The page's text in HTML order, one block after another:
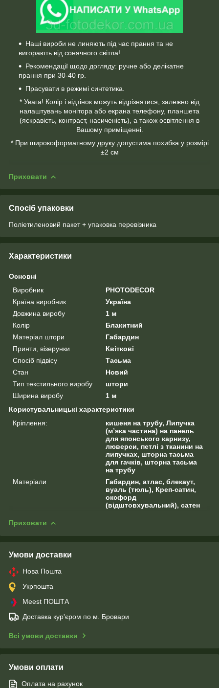
Наші вироби не линяють під час прання та не
вигорають від сонячного світла!
Рекомендації щодо догляду: ручне або делікатне
прання при 30-40 гр.
Прасувати в режимі синтетика.
* Увага! Колір і відтінок можуть відрізнятися, залежно від
налаштувань монітора або екрана телефону, планшета
(яскравість, контраст, насиченість), а також освітлення в
Вашому приміщенні.
* При широкоформатному друку допустима похибка у розмірі
±2 см
Приховати
Спосіб упаковки
Поліетиленовий пакет + упаковка перевізника
Характеристики
Основні
Виробник
PHOTODECOR
Країна виробник
Україна
Довжина виробу
1 м
Колір
Блакитний
Матеріал штори
Габардин
Принти, візерунки
Квіткові
Спосіб підвісу
Тасьма
Стан
Новий
Тип текстильного виробу
штори
Ширина виробу
1 м
Користувальницькі характеристики
Кріплення:
кишеня на трубу, Липучка
(м’яка частина) на панель
для японського карнизу,
люверси, петлі з тканини на
липучках, шторна тасьма
для гачків, шторна тасьма
на трубу
Матеріали
Габардин, атлас, блекаут,
вуаль (тюль), Креп-сатин,
оксфорд
(відштовхувальний), сатен
Приховати
Умови доставки
Нова Пошта
Укрпошта
Meest ПОШТА
Доставка кур'єром по м. Бровари
Всі умови доставки
Умови оплати
Оплата на рахунок